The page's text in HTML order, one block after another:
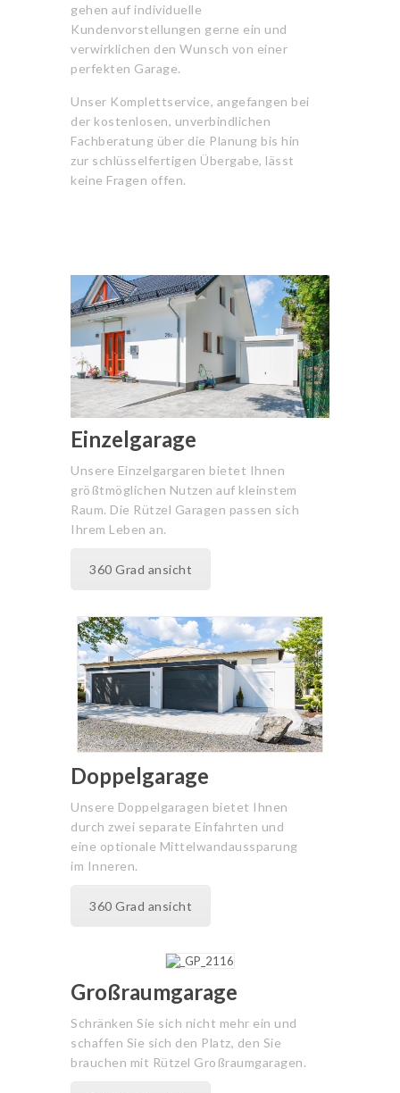
gehen auf individuelle
Kundenvorstellungen gerne ein und
verwirklichen den Wunsch von einer
perfekten Garage.
Unser Komplettservice, angefangen bei
der kostenlosen, unverbindlichen
Fachberatung über die Planung bis hin
zur schlüsselfertigen Übergabe, lässt
keine Fragen offen.
Einzelgarage
Unsere Einzelgargaren bietet Ihnen
größtmöglichen Nutzen auf kleinstem
Raum. Die Rützel Garagen passen sich
Ihrem Leben an.
360 Grad ansicht
Doppelgarage
Unsere Doppelgaragen bietet Ihnen
durch zwei separate Einfahrten und
eine optionale Mittelwandaussparung
im Inneren.
360 Grad ansicht
Großraumgarage
Schränken Sie sich nicht mehr ein und
schaffen Sie sich den Platz, den Sie
brauchen mit Rützel Großraumgaragen.